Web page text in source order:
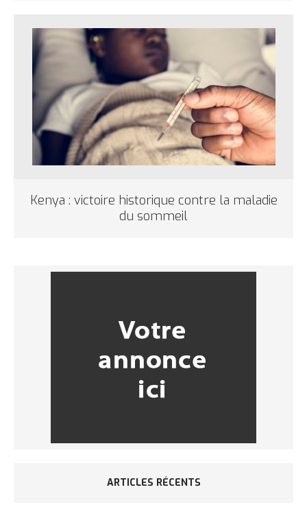
Kenya : victoire historique contre la maladie
du sommeil
ARTICLES RÉCENTS